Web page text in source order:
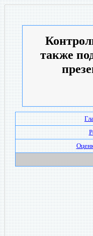
также